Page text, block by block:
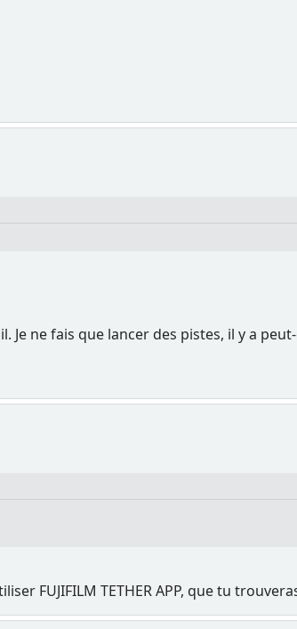
Je ne fais que lancer des pistes, il y a
FUJIFILM TETHER APP, que tu